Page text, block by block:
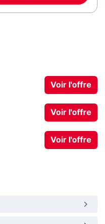
Voir l'offre
Voir l'offre
Voir l'offre